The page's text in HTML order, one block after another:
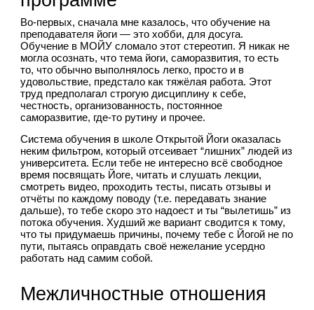
Во-первых, сначала мне казалось, что обучение на
преподавателя йоги — это хобби, для досуга.
Обучение в МОЙУ сломало этот стереотип. Я никак не
могла осознать, что тема йоги, саморазвития, то есть
то, что обычно выполнялось легко, просто и в
удовольствие, предстало как тяжёлая работа. Этот
труд предполагал строгую дисциплину к себе,
честность, организованность, постоянное
саморазвитие, где-то рутину и прочее.
Система обучения в школе Открытой Йоги оказалась
неким фильтром, который отсеивает “лишних” людей из
университета. Если тебе не интересно всё свободное
время посвящать Йоге, читать и слушать лекции,
смотреть видео, проходить тесты, писать отзывы и
отчёты по каждому поводу (т.е. передавать знание
дальше), то тебе скоро это надоест и ты “вылетишь” из
потока обучения. Худший же вариант сводится к тому,
что ты придумаешь причины, почему тебе с Йогой не по
пути, пытаясь оправдать своё нежелание усердно
работать над самим собой.
Межличностные отношения